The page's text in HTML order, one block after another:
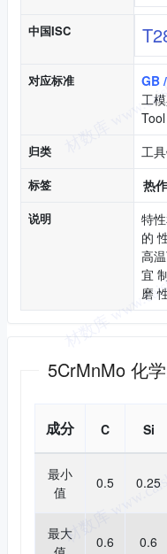
中国ISC
对应标准
GB
工
归类 工
标签 热
说明
特
的
高
宜
磨
5CrMnMo 化
成分 C Si
最小
值
0.5 0.25
最大
0.6 0.6